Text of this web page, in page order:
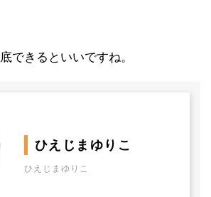
できるといいですね。
ひえじまゆりこ
ひえじまゆりこ